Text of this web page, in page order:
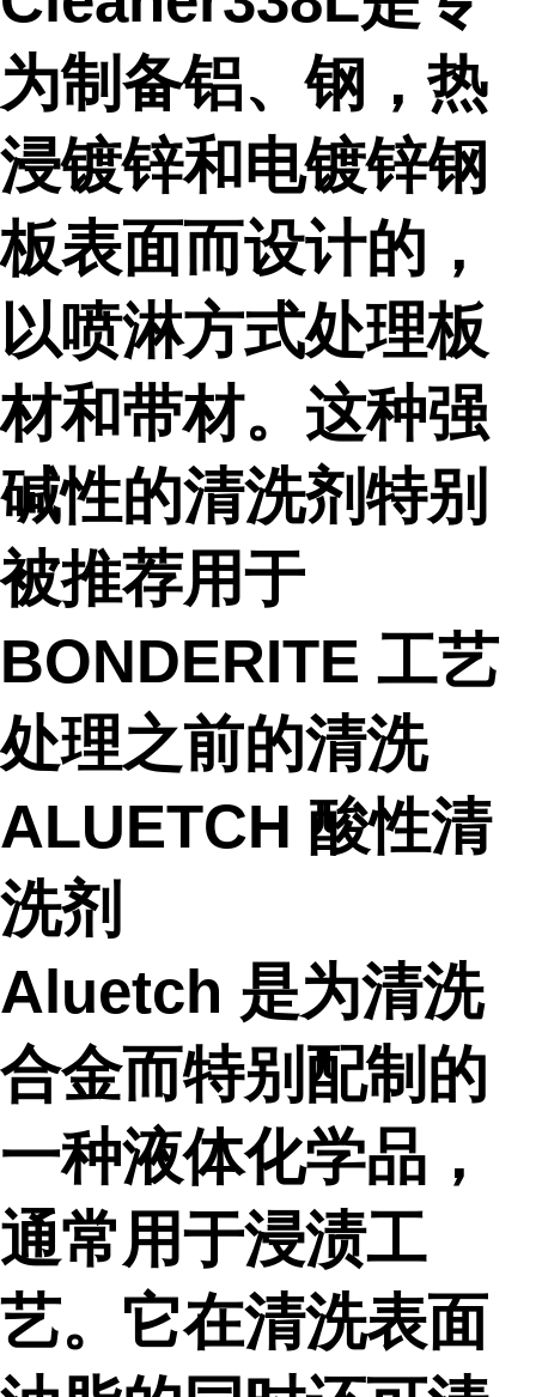
为制备铝、钢，热
浸镀锌和电镀锌钢
板表面而设计的，
以喷淋方式处理板
材和带材。这种强
碱性的清洗剂特别
被推荐用于
BONDERITE 工艺
处理之前的清洗
ALUETCH 酸性清
洗剂
Aluetch 是为清洗
合金而特别配制的
一种液体化学品，
通常用于浸渍工
艺。它在清洗表面